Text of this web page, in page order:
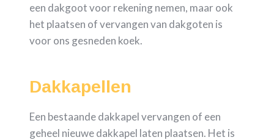
een dakgoot voor rekening nemen, maar ook
het plaatsen of vervangen van dakgoten is
voor ons gesneden koek.
Dakkapellen
Een bestaande dakkapel vervangen of een
geheel nieuwe dakkapel laten plaatsen. Het is